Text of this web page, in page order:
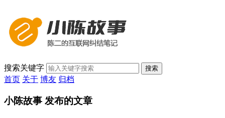
搜索关键字 搜索
首页 关于 博友 归档
小陈故事 发布的文章